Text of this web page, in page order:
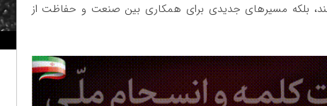
بلکه مسیرهای جدیدی برای همکاری بین صنعت و حفاظت از